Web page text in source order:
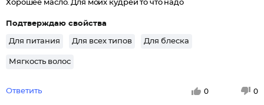
Хорошее масло. Для моих кудрей то что надо
Подтверждаю свойства
Для питания Для всех типов Для блеска
Мягкость волос
Ответить 0 0